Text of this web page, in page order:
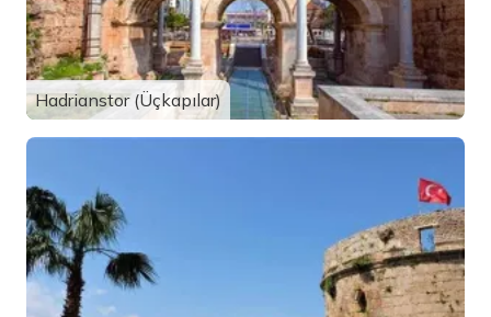
Hadrianstor (Üçkapılar)